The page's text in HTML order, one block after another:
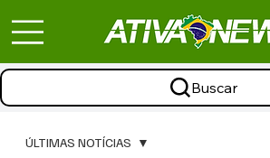
Buscar
ÚLTIMAS NOTÍCIAS